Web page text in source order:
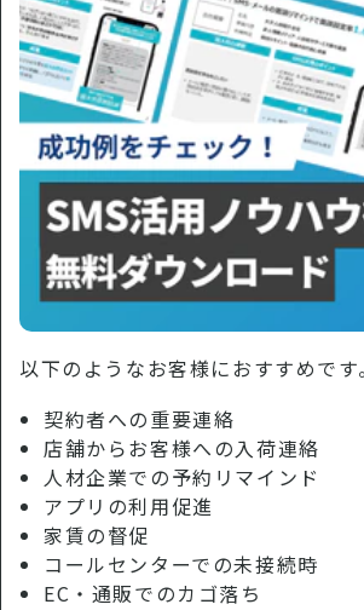
以下のようなお客様におすすめです。
契約者への重要連絡
店舗からお客様への入荷連絡
人材企業での予約リマインド
アプリの利用促進
家賃の督促
コールセンターでの未接続時
EC・通販でのカゴ落ち